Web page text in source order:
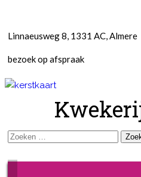
Linnaeusweg 8, 1331 AC, Almere
bezoek op afspraak
Zoeken